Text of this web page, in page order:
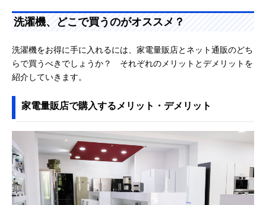
洗濯機、どこで買うのがオススメ？
洗濯機をお得に手に入れるには、家電量販店とネット通販のどち
らで買うべきでしょうか？ それぞれのメリットとデメリットを
紹介していきます。
家電量販店で購入するメリット・デメリット